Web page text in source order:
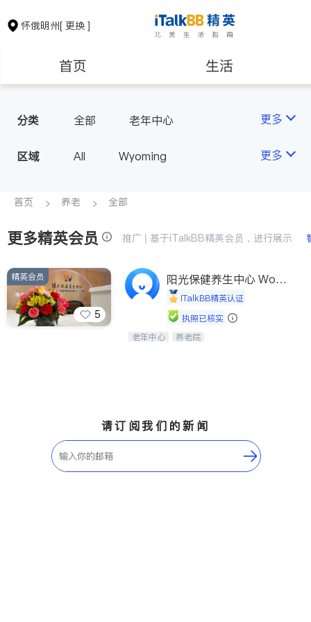
怀俄明州[ 更换 ]
首页 生活
房地产租售
教育
非盈利组织
分类 全部 老年中心 更多
区域 All Wyoming 更多
首页 养老 全部
更多精英会员 推广 | 基于iTalkBB精英会员，进行展示
5
精英会员
阳光保健养生中心 World
shineiTalkBB精英认证
执照已核实
阳光保健养生中心为老年人提供日间护
老年中心 养老院
请订阅我们的新闻